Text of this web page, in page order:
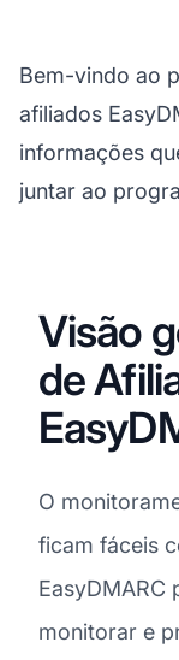
Bem-vindo ao
afiliados
informações
juntar ao
Visão
de
O
ficam fáceis
EasyDMARC
monitorar e